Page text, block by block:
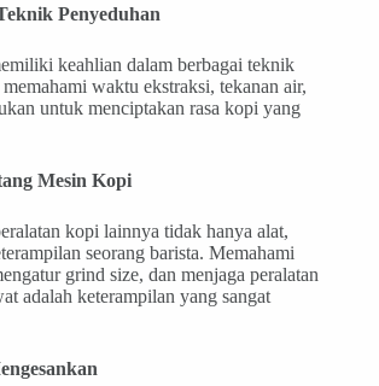
Penyeduhan
keahlian dalam berbagai teknik
waktu ekstraksi, tekanan air,
untuk menciptakan rasa kopi yang
Mesin Kopi
kopi lainnya tidak hanya alat,
seorang barista. Memahami
grind size, dan menjaga peralatan
adalah keterampilan yang sangat